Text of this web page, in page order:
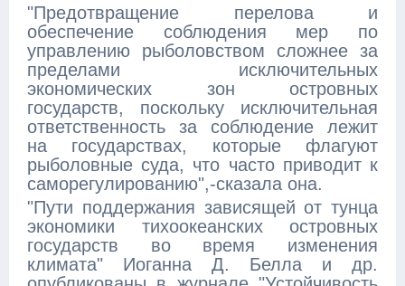
"Предотвращение перелова и
обеспечение соблюдения мер по
управлению рыболовством сложнее за
пределами исключительных
экономических зон островных
государств, поскольку исключительная
ответственность за соблюдение лежит
на государствах, которые флагуют
рыболовные суда, что часто приводит к
саморегулированию",-сказала она.
"Пути поддержания зависящей от тунца
экономики тихоокеанских островных
государств во время изменения
климата" Иоганна Д. Белла и др.